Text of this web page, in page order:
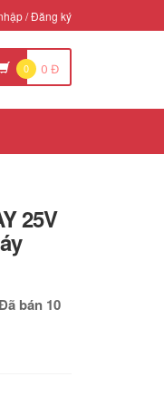
/ Đăng ký
0 0 Đ
25V
bán 10